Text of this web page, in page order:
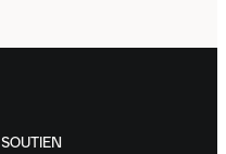
SOUTIEN